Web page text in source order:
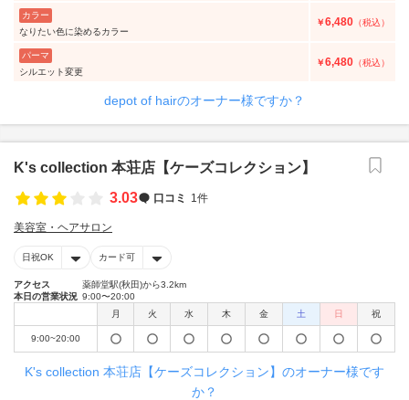
カラー
なりたい色に染めるカラー
￥6,480 （税込）
パーマ
シルエット変更
￥6,480 （税込）
depot of hairのオーナー様ですか？
K's collection 本荘店【ケーズコレクション】
3.03
口コミ 1件
美容室・ヘアサロン
日祝OK カード可
アクセス
薬師堂駅(秋田)から3.2km
本日の営業状況 9:00〜20:00
月
火 水 木 金 土 日 祝
9:00~20:00
K's collection 本荘店【ケーズコレクション】のオーナー様です
か？